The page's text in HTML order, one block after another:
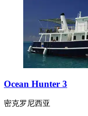
Ocean Hunter 3
密克罗尼西亚